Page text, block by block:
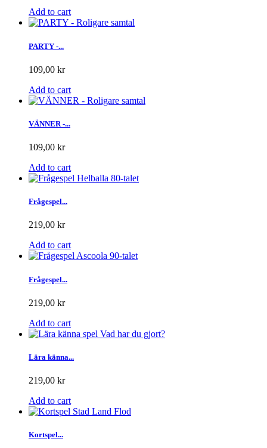
Add to cart
PARTY -...
109,00 kr
Add to cart
VÄNNER -...
109,00 kr
Add to cart
Frågespel...
219,00 kr
Add to cart
Frågespel...
219,00 kr
Add to cart
Lära känna...
219,00 kr
Add to cart
Kortspel...